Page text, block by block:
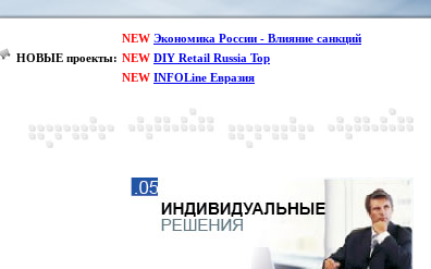
НОВЫЕ проекты:
NEW Экономика России - Влияние санкций
NEW DIY Retail Russia Top
NEW INFOLine Евразия